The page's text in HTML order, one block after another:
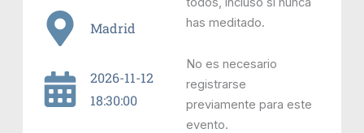
Madrid
2026-11-12
18:30:00
has meditado.
No es necesario
registrarse
previamente para este
evento.